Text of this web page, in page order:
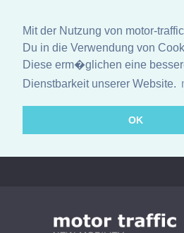
Mit der Nutzung von motor-
Du in die Verwendung von
Diese erm�glichen eine
Dienstbarkeit unserer Website.
OK